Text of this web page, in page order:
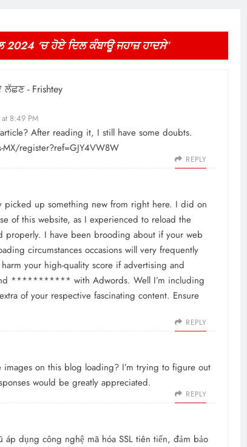
‘ਚ ਹੋਏ ਦਿਲ ਕੰਬਾਊ ਜਹਾਜ਼ ਹਾਦਸੇ”
- Frishtey
8:49 PM
After reading it, I still have some doubts.
register?ref=GJY4VW8W
REPLY
picked up something new from right here. I did on
of this website, as I experienced to reload the
I have been brooding about if your web
circumstances occasions will very frequently
your high-quality score if advertising and
*********** with Adwords. Well I’m including
of your respective fascinating content. Ensure
REPLY
on this blog loading? I’m trying to figure out
would be greatly appreciated.
REPLY
áp dụng công nghệ mã hóa SSL tiên tiến, đảm bảo